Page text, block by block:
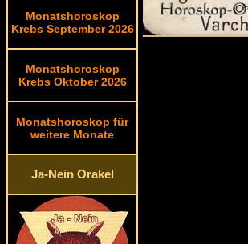
Monatshoroskop
Krebs September 2026
Monatshoroskop
Krebs Oktober 2026
Monatshoroskop für
weitere Monate
Ja-Nein Orakel